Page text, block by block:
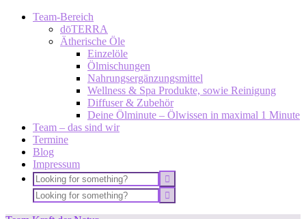
Team-Bereich
dōTERRA
Ätherische Öle
Einzelöle
Ölmischungen
Nahrungsergänzungsmittel
Wellness & Spa Produkte, sowie Reinigung
Diffuser & Zubehör
Deine Ölminute – Ölwissen in maximal 1 Minute
Team – das sind wir
Termine
Blog
Impressum